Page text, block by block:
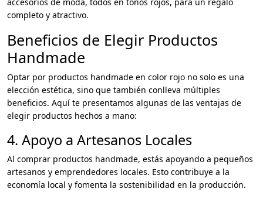
completo y atractivo.
Beneficios de Elegir Productos
Handmade
Optar por productos handmade en color rojo no solo es una
elección estética, sino que también conlleva múltiples
beneficios. Aquí te presentamos algunas de las ventajas de
elegir productos hechos a mano:
4. Apoyo a Artesanos Locales
Al comprar productos handmade, estás apoyando a pequeños
artesanos y emprendedores locales. Esto contribuye a la
economía local y fomenta la sostenibilidad en la producción.